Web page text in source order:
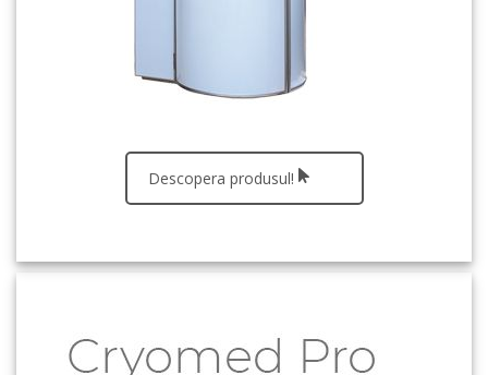
Descopera produsul!